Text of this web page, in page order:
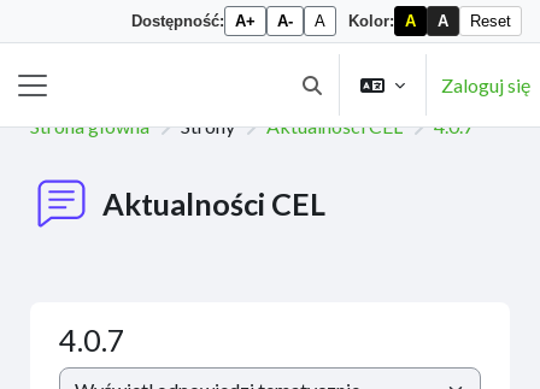
Dostępność: A+ A- A Kolor: A A Reset
Przełącznik wyszukiwarki
Zaloguj się
Strona główna
Strony Aktualności CEL 4.0.7
Aktualności CEL
4.0.7